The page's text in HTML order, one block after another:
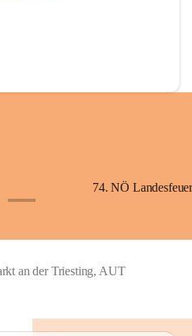
an der Triesting, AUT